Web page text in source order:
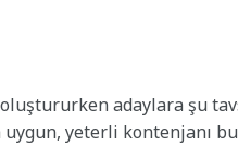
adaylara şu
uygun, yeterli kontenjanı